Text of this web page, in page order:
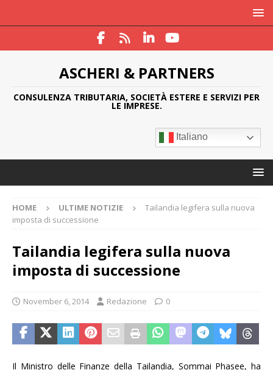
ASCHERI & PARTNERS
CONSULENZA TRIBUTARIA, SOCIETÀ ESTERE E SERVIZI PER
LE IMPRESE.
Italiano
HOME ULTIME NOTIZIE
Tailandia legifera sulla nuova
imposta di successione
Tailandia legifera sulla nuova
imposta di successione
November 6, 2014 Redazione 0
Il Ministro delle Finanze della Tailandia, Sommai Phasee, ha